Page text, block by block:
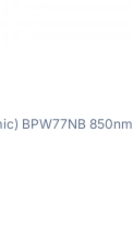
BPW77NB 850nm